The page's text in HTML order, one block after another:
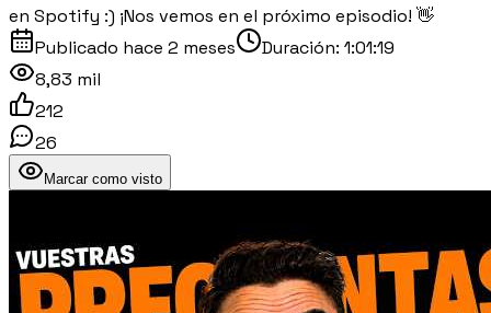
en Spotify :) ¡Nos vemos en el próximo episodio! 👋
Publicado hace 2 meses Duración: 1:01:19
8,83 mil
212
26
Marcar como visto